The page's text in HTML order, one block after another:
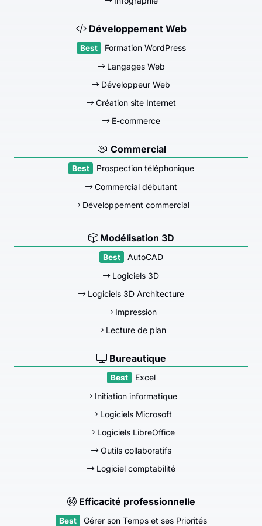
Développement Web
Formation WordPress
Langages Web
Développeur Web
Création site Internet
E-commerce
Commercial
Prospection téléphonique
Commercial débutant
Développement commercial
Modélisation 3D
AutoCAD
Logiciels 3D
Logiciels 3D Architecture
Impression
Lecture de plan
Bureautique
Excel
Initiation informatique
Logiciels Microsoft
Logiciels LibreOffice
Outils collaboratifs
Logiciel comptabilité
Efficacité professionnelle
Gérer son Temps et ses Priorités